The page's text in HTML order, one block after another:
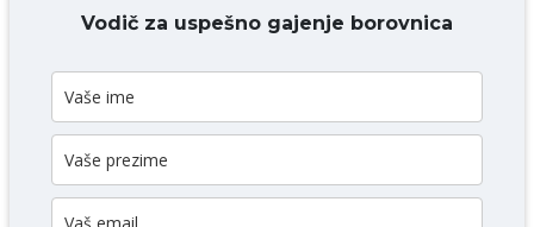
DODAJ KOMENTAR
Vodič za uspešno gajenje borovnica